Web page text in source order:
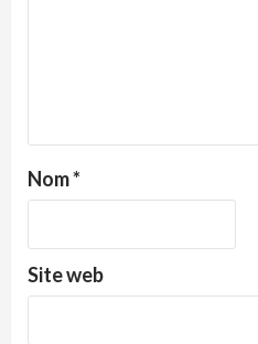
Nom*
Site web